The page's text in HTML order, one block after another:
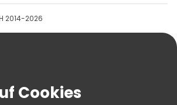
2014-2026
Cookies